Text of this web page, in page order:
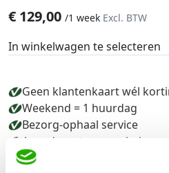
€ 129,00 /1 week Excl. BTW
In winkelwagen te selecteren
Geen klantenkaart wél
Weekend = 1 huurdag
Bezorg-ophaal service
Avond van te voren halen;
Specialistische machines